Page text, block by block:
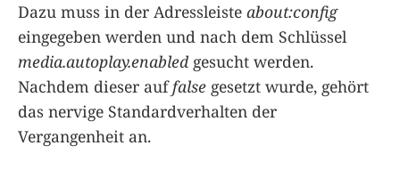
Dazu muss in der Adressleiste about:config
eingegeben werden und nach dem Schlüssel
media.autoplay.enabled gesucht werden.
Nachdem dieser auffalse gesetzt wurde, gehört
das nervige Standardverhalten der
Vergangenheit an.